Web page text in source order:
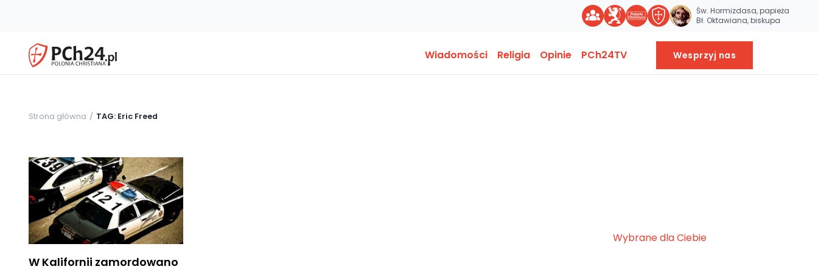
Św. Hormizdasa, papieża
Bł. Oktawiana, biskupa
Wiadomości Religia Opinie PCh24TV Wesprzyj nas
Strona główna TAG: Eric Freed
W Kalifornii zamordowano
Wybrane dla Ciebie